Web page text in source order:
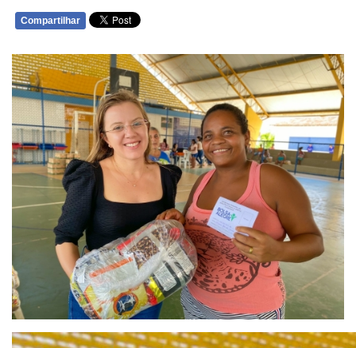
Compartilhar